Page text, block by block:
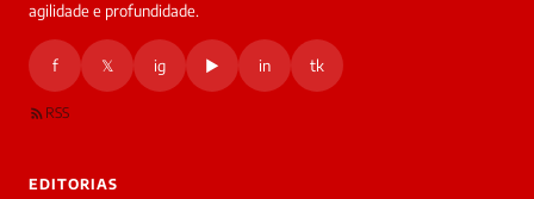
agilidade e profundidade.
f 𝕏 ig ▶ in tk
RSS
EDITORIAS